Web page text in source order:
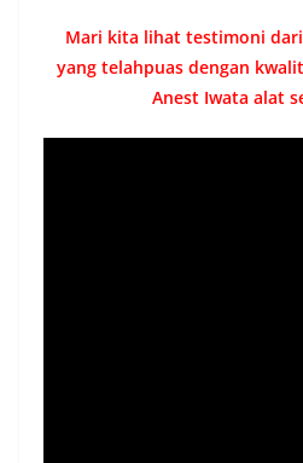
Mari kita lihat testimoni
yang telahpuas dengan
Anest Iwata alat